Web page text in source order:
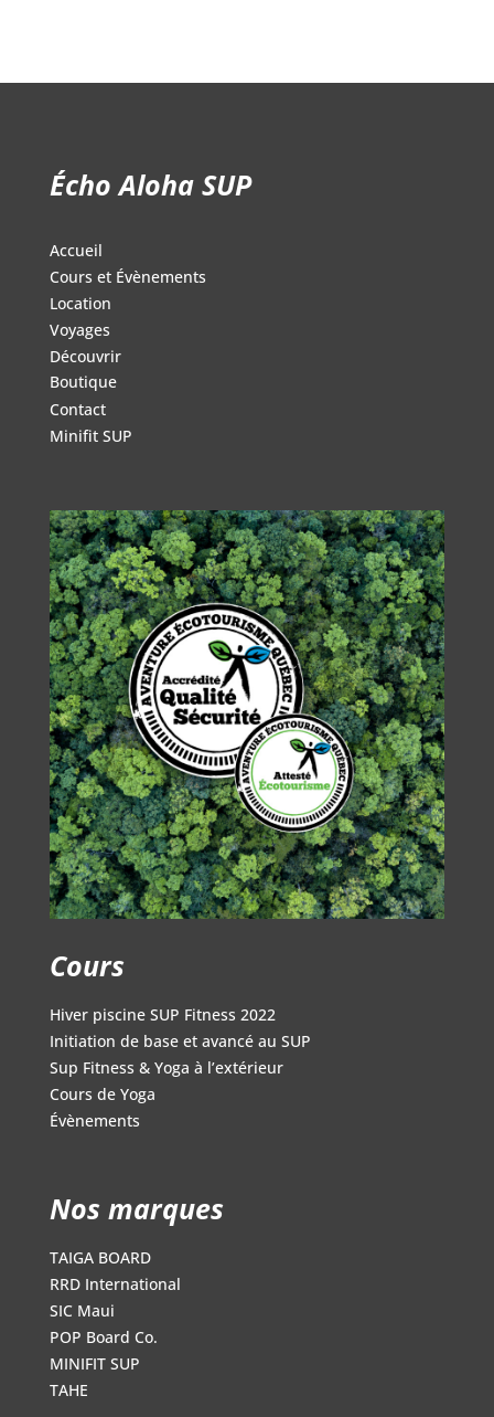
Écho Aloha SUP
Accueil
Cours et Évènements
Location
Voyages
Découvrir
Boutique
Contact
Minifit SUP
Cours
Hiver piscine SUP Fitness 2022
Initiation de base et avancé au SUP
Sup Fitness & Yoga à l’extérieur
Cours de Yoga
Évènements
Nos marques
TAIGA BOARD
RRD International
SIC Maui
POP Board Co.
MINIFIT SUP
TAHE